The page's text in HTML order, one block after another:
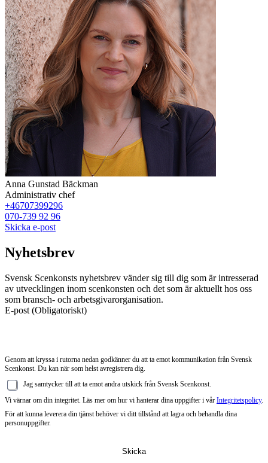
Anna Gunstad Bäckman
Administrativ chef
+46707399296
070-739 92 96
Skicka e-post
Nyhetsbrev
Svensk Scenkonsts nyhetsbrev vänder sig till dig som är intresserad
av utvecklingen inom scenkonsten och det som är aktuellt hos oss
som bransch- och arbetsgivarorganisation.
E-post (Obligatoriskt)
Genom att kryssa i rutorna nedan godkänner du att ta emot kommunikation från Svensk
Scenkonst. Du kan när som helst avregistrera dig.
Jag samtycker till att ta emot andra utskick från Svensk Scenkonst.
Vi värnar om din integritet. Läs mer om hur vi hanterar dina uppgifter i vår Integritetspolicy.
För att kunna leverera din tjänst behöver vi ditt tillstånd att lagra och behandla dina
personuppgifter.